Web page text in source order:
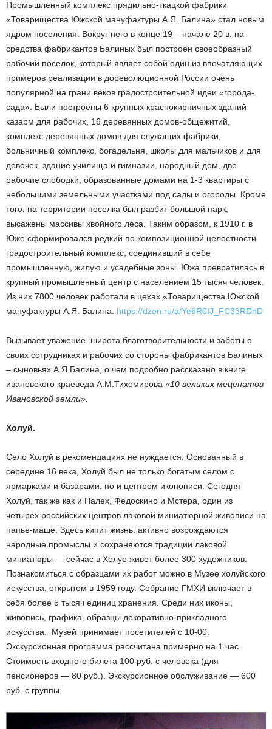
Промышленный комплекс прядильно-ткацкой фабрики
«Товарищества Южской мануфактуры А.Я. Балина» стал новым
ядром поселения. Вокруг него в конце 19 – начале 20 в. на
средства фабрикантов Балиных был построен своеобразный
рабочий поселок, который являет собой один из впечатляющих
примеров реализации в дореволюционной России очень
популярной на грани веков градостроительной идеи «города-
сада». Были построены 6 крупных краснокирпичных зданий
казарм для рабочих, 16 деревянных домов-общежитий,
комплекс деревянных домов для служащих фабрики,
больничный комплекс, богадельня, школы для мальчиков и для
девочек, здание училища и гимназии, народный дом, две
рабочие слободки, образованные домами на 1-3 квартиры с
небольшими земельными участками под сады и огороды. Кроме
того, на территории поселка был разбит большой парк,
высажены массивы хвойного леса. Таким образом, к 1910 г. в
Юже сформировался редкий по композиционной целостности
градостроительный комплекс, соединивший в себе
промышленную, жилую и усадебные зоны. Южа превратилась в
крупный промышленный центр с населением 15 тысяч человек.
Из них 7800 человек работали в цехах «Товарищества Южской
мануфактуры А.Я. Балина. https://dzen.ru/a/Ye6R0IJ_FC33RDnD
Вызывает уважение широта благотворительности и заботы о
своих сотрудниках и рабочих со стороны фабрикантов Балиных
– сыновьях А.Я.Балина, о чем подробно рассказано в книге
ивановского краеведа А.М.Тихомирова «10 великих меценатов
Ивановской земли».
Холуй.
Село Холуй в рекомендациях не нуждается. Основанный в
середине 16 века, Холуй был не только богатым селом с
ярмарками и базарами, но и центром иконописи. Сегодня
Холуй, так же как и Палех, Федоскино и Мстера, один из
четырех российских центров лаковой миниатюрной живописи на
папье-маше. Здесь кипит жизнь: активно возрождаются
народные промыслы и сохраняются традиции лаковой
миниатюры — сейчас в Холуе живет более 300 художников.
Познакомиться с образцами их работ можно в Музее холуйского
искусства, открытом в 1959 году. Собрание ГМХИ включает в
себя более 5 тысяч единиц хранения. Среди них иконы,
живопись, графика, образцы декоративно-прикладного
искусства. Музей принимает посетителей с 10-00.
Экскурсионная программа рассчитана примерно на 1 час.
Стоимость входного билета 100 руб. с человека (для
пенсионеров — 80 руб.). Экскурсионное обслуживание — 600
руб. с группы.